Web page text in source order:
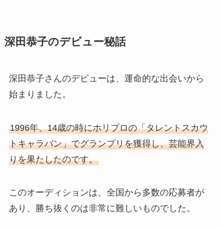
深田恭子のデビュー秘話
深田恭子さんのデビューは、運命的な出会いから
始まりました。
1996年、14歳の時にホリプロの「タレントスカウ
トキャラバン」でグランプリを獲得し、芸能界入
りを果たしたのです。
このオーディションは、全国から多数の応募者が
あり、勝ち抜くのは非常に難しいものでした。